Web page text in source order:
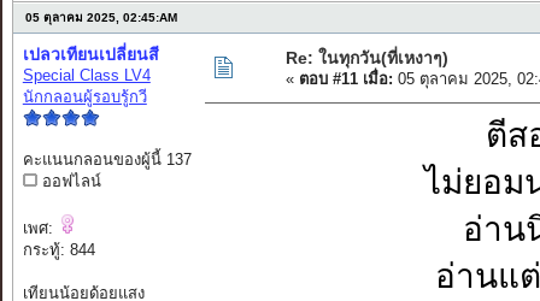
05 ตุลาคม 2025, 02:45:AM
เปลวเทียนเปลี่ยนสี
Special Class LV4
นักกลอนผู้รอบรู้กวี
คะแนนกลอนของผู้นี้ 137
ออฟไลน์
เพศ:
กระทู้: 844
เทียนน้อยด้อยแสง
Re: ในทุกวัน(ที่เหงาๆ)
« ตอบ #11 เมื่อ: 05 ตุลาคม 2025,
ตีส
ไม่ยอม
อ่าน
อ่านแ